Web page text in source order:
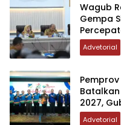
Wagub
Gempa
Advetorial
Pemprov
Batalkan
2027,
Tanpa
Advetorial